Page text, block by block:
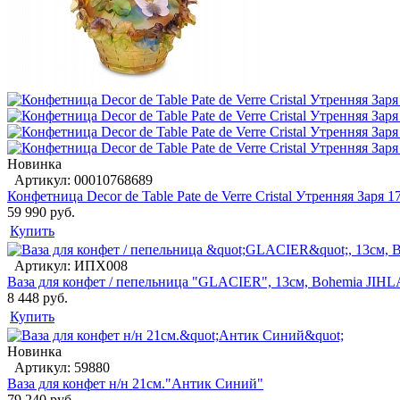
Новинка
Артикул: 00010768689
Конфетница Decor de Table Pate de Verre Cristal Утренняя Заря
59 990 руб.
Купить
Артикул: ИПХ008
Ваза для конфет / пепельница "GLACIER", 13см, Bohemia
8 448 руб.
Купить
Новинка
Артикул: 59880
Ваза для конфет н/н 21см."Антик Синий"